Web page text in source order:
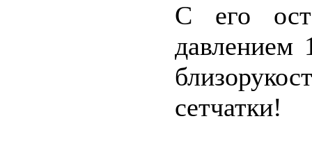
С его
давлением
сетчатки!